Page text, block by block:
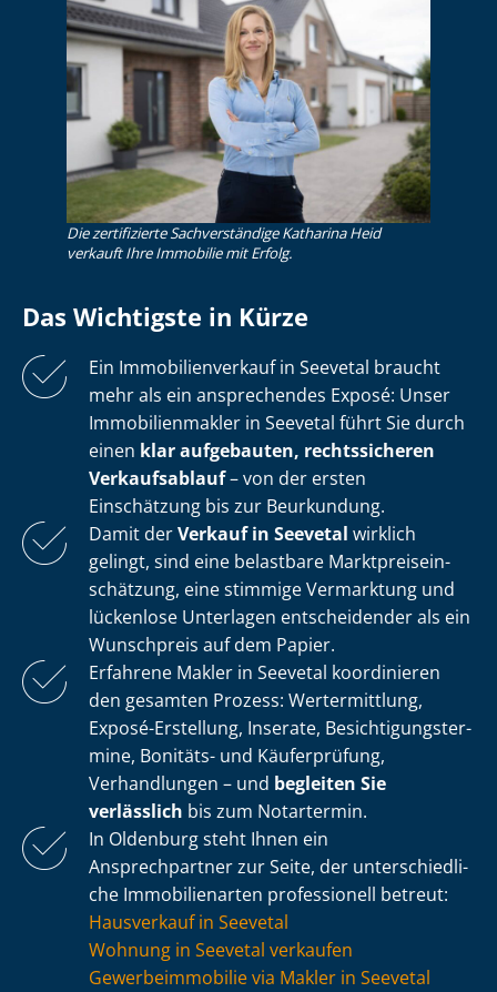
Die zertifizierte Sachverständige Katharina Heid
verkauft Ihre Immobilie mit Erfolg.
Das Wichtigste in Kürze
Ein Im­mo­bi­li­en­ver­kauf in Seevetal braucht
mehr als ein ansprechendes Exposé: Unser
Im­mo­bi­li­en­mak­ler in Seevetal führt Sie durch
einen klar aufgebauten, rechtssicheren
Verkaufsablauf– von der ersten
Einschätzung bis zur Beurkundung.
Damit derVerkauf in Seevetal wirklich
gelingt, sind eine belastbare Markt­preis­ein­
schät­zung, eine stimmige Vermarktung und
lückenlose Unterlagen entscheidender als ein
Wunschpreis auf dem Papier.
Erfahrene Makler in Seevetal koordinieren
den gesamten Prozess: Wertermittlung,
Exposé-Erstellung, Inserate, Be­sich­ti­gungs­ter­
mi­ne, Bonitäts- und Käuferprüfung,
Verhandlungen – und begleiten Sie
verlässlich bis zum Notartermin.
In Oldenburg steht Ihnen ein
Ansprechpartner zur Seite, der un­ter­schied­li­
che Immobilienarten professionell betreut:
Hausverkauf in Seevetal
Wohnung in Seevetal verkaufen
Ge­wer­be­im­mo­bi­lie via Makler in Seevetal